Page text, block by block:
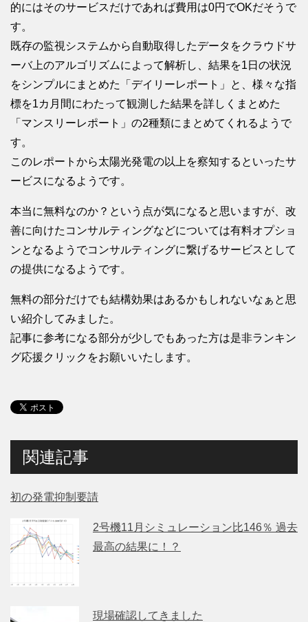
的にはそのサービスだけであれば費用は0円でOKだそうで
す。
既存の監視システムから自動取得したデータをクラウドサ
ーバ上のアルゴリズムによって解析し、結果を1日の状況
をシンプルにまとめた「デイリーレポート」と、様々な指
標を1カ月間にわたって観測した結果を詳しくまとめた
「マンスリーレポート」の2種類にまとめてくれるようで
す。
このレポートから太陽光発電の以上を察知するといったサ
ービスになるようです。
本当に無料なのか？という点が気になると思いますが、改
善に向けたコンサルティングなどについては有料オプショ
ンとなるようでコンサルティングに繋げるサービスとして
の提供になるようです。
無料の部分だけでも結構効果はあるかもしれないなぁと思
い紹介してみました。
記事に参考になる部分が少しでもあった方は是非ランキン
グ応援クリックをお願いいたします。
関連記事
初の発電抑制要請
2号機11月シミュレーション比146％ 過去
最高の結果に！？
現場確認してきました